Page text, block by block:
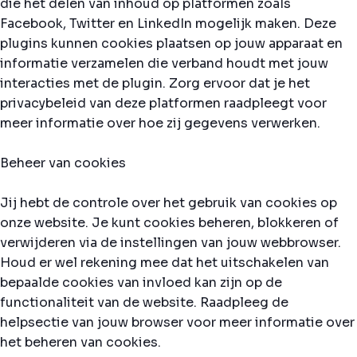
die het delen van inhoud op platformen zoals
Facebook, Twitter en LinkedIn mogelijk maken. Deze
plugins kunnen cookies plaatsen op jouw apparaat en
informatie verzamelen die verband houdt met jouw
interacties met de plugin. Zorg ervoor dat je het
privacybeleid van deze platformen raadpleegt voor
meer informatie over hoe zij gegevens verwerken.
Beheer van cookies
Jij hebt de controle over het gebruik van cookies op
onze website. Je kunt cookies beheren, blokkeren of
verwijderen via de instellingen van jouw webbrowser.
Houd er wel rekening mee dat het uitschakelen van
bepaalde cookies van invloed kan zijn op de
functionaliteit van de website. Raadpleeg de
helpsectie van jouw browser voor meer informatie over
het beheren van cookies.